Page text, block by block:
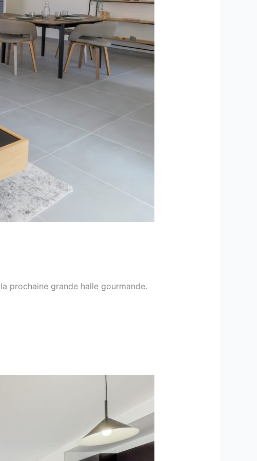
prochaine grande halle gourmande.